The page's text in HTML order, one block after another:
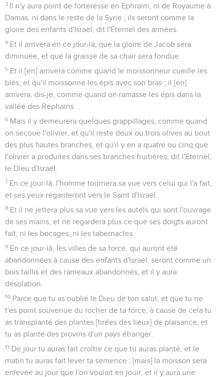
3 Il n'y aura point de forteresse en Ephraïm, ni de Royaume à
Damas, ni dans le reste de la Syrie ; ils seront comme la
gloire des enfants d'Israël, dit l'Eternel des armées.
4 Et il arrivera en ce jour-là, que la gloire de Jacob sera
diminuée, et que la graisse de sa chair sera fondue.
5 Et il [en] arrivera comme quand le moissonneur cueille les
blés, et qu'il moissonne les épis avec son bras ; il [en]
arrivera, dis-je, comme quand on ramasse les épis dans la
vallée des Réphaïns.
6 Mais il y demeurera quelques grappillages, comme quand
on secoue l'olivier, et qu'il reste deux ou trois olives au bout
des plus hautes branches, et qu'il y en a quatre ou cinq que
l'olivier a produites dans ses branches fruitières, dit l'Eternel,
le Dieu d'Israël.
7 En ce jour-là, l'homme tournera sa vue vers celui qui l'a fait,
et ses yeux regarderont vers le Saint d'Israël.
8 Et il ne jettera plus sa vue vers les autels qui sont l'ouvrage
de ses mains, et ne regardera plus ce que ses doigts auront
fait, ni les bocages, ni les tabernacles.
9 En ce jour-là, les villes de sa force, qui auront été
abandonnées à cause des enfants d'Israël, seront comme un
bois taillis et des rameaux abandonnés, et il y aura
désolation.
10 Parce que tu as oublié le Dieu de ton salut, et que tu ne
t'es point souvenue du rocher de ta force, à cause de cela tu
as transplanté des plantes [tirées des lieux] de plaisance, et
tu as planté des provins d'un pays étranger.
11 De jour tu auras fait croître ce que tu auras planté, et le
matin tu auras fait lever ta semence ; [mais] la moisson sera
enlevée au jour que l'on voulait en jouir, et il y aura une